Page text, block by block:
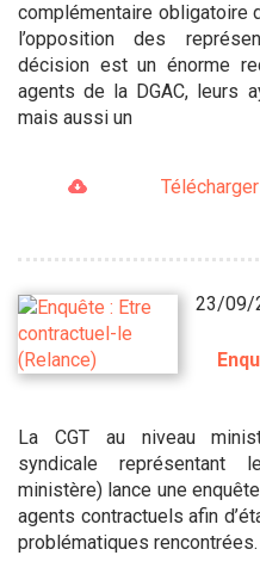
complémentaire obligatoire
l’opposition des
décision est un énorme
agents de la DGAC, leurs
mais aussi un
23/09/
La CGT au niveau
syndicale représentant
ministère) lance une
agents contractuels afin
problématiques rencontrées.